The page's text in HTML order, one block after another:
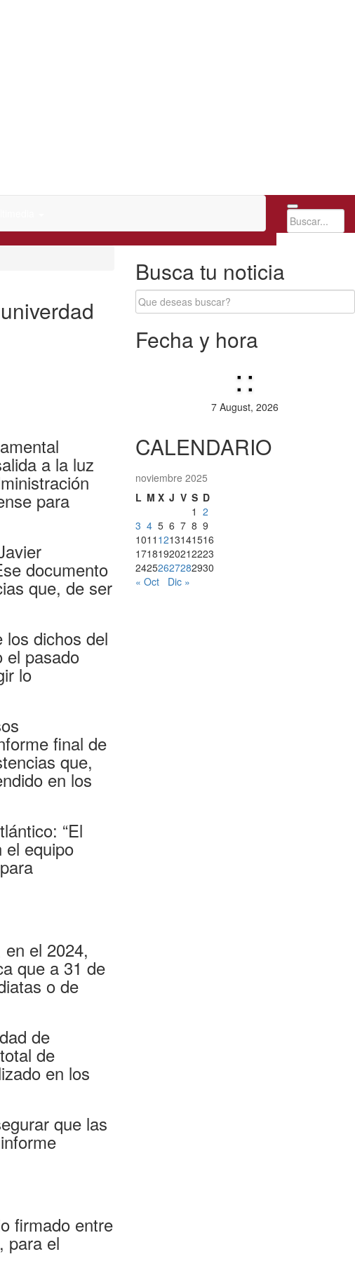
a la luz
para
documento
que, de ser
dichos del
el pasado
lo
final de
que,
en los
“El
el equipo
el 2024,
que a 31 de
o de
de
de
en los
que las
firmado entre
para el
Busca tu noticia
Fecha y hora
::
7 August, 2026
CALENDARIO
noviembre 2025
L M X J V S D
1 2
3 4 5 6 7 8 9
1011 1213141516
17181920212223
24252627282930
« Oct
Dic »